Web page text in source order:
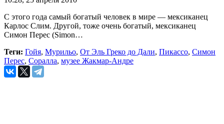
С этого года самый богатый человек в мире — мексиканец
Карлос Слим. Другой, тоже очень богатый, мексиканец
Симон Перес (Simon…
Теги: Гойя, Мурильо, От Эль Греко до Дали, Пикассо, Симон
Перес, Соралла, музее Жакмар-Андре